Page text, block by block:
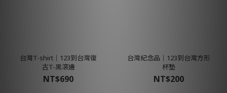
台灣T-shirt│123到台灣復
古T-黑滾邊
NT$690
台灣紀念品│123到台灣方形
杯墊
NT$200